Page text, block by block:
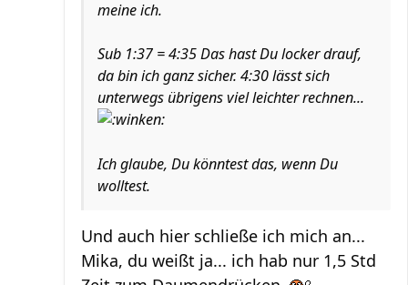
meine ich.
Sub 1:37 = 4:35 Das hast Du locker drauf,
da bin ich ganz sicher. 4:30 lässt sich
unterwegs übrigens viel leichter rechnen...
Ich glaube, Du könntest das, wenn Du
wolltest.
Und auch hier schließe ich mich an...
Mika, du weißt ja... ich hab nur 1,5 Std